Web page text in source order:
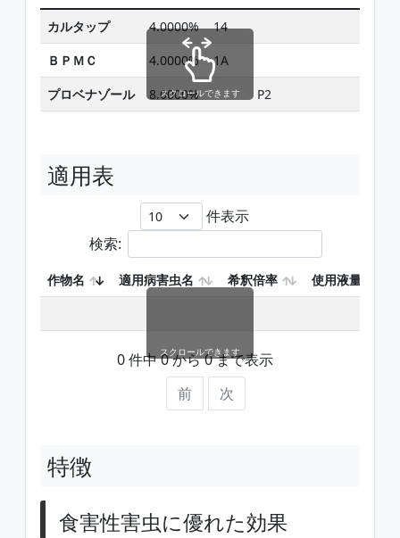
カルタップ 4.0000% 14
ＢＰＭＣ
4.0000% 1A
プロベナゾール
8.0000% P2
スクロールできます
適用表
件表示
検索:
作物名 適用病害虫名 希釈倍率 使用液量
0 件中 0 から 0 まで表示
前
次
スクロールできます
特徴
食害性害虫に優れた効果